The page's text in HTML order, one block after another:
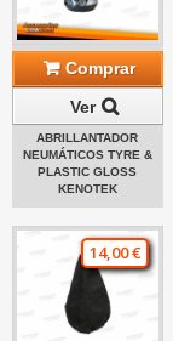
Comprar
Ver
ABRILLANTADOR
NEUMÁTICOS TYRE &
PLASTIC GLOSS
KENOTEK
14,00 €